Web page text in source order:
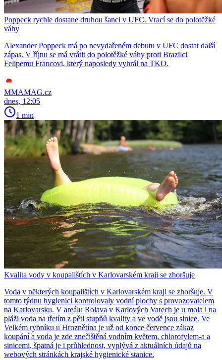
Poppeck rychle dostane druhou šanci v UFC. Vrací se do polotěžké
váhy
Alexander Poppeck má po nevydařeném debutu v UFC dostat další
zápas. V říjnu se má vrátit do polotěžké váhy proti Brazilci
Felipemu Francovi, který naposledy vyhrál na TKO.
MMAMAG.cz
dnes, 12:05
1 min
Kvalita vody v koupalištích v Karlovarském kraji se zhoršuje
Voda v některých koupalištích v Karlovarském kraji se zhoršuje. V
tomto týdnu hygienici kontrolovaly vodní plochy s provozovatelem
na Karlovarsku. V areálu Rolava v Karlových Varech je u mola i na
pláži voda na třetím z pěti stupňů kvality a ve vodě jsou sinice. Ve
Velkém rybníku u Hroznětína je už od konce července zákaz
koupání a voda je zde znečištěná vodním květem, chlorofylem-a a
sinicemi, špatná je i průhlednost, vyplývá z aktuálních údajů na
webových stránkách krajské hygienické stanice.